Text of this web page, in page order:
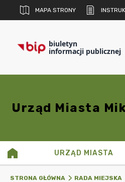
MAPA STRONY
biuletyn
informacji publicznej
Urząd Miasta
URZĄD MIASTA
STRONA GŁÓWNA RADA MIEJSKA